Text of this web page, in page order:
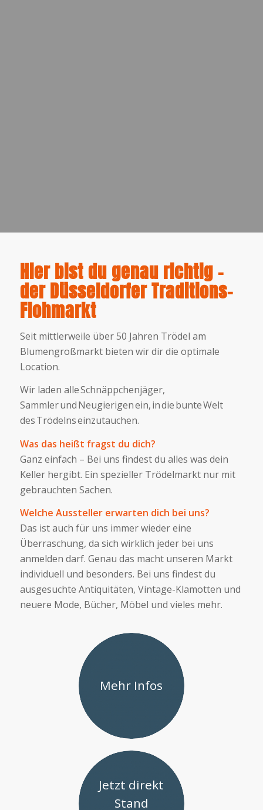
Hier bist du genau richtig –
der Düsseldorfer Traditions-
Flohmarkt
Seit mittlerweile über 50 Jahren Trödel am
Blumengroßmarkt bieten wir dir die optimale
Location.
Wir laden alle Schnäppchenjäger,
Sammler und Neugierigen ein, in die bunte Welt
des Trödelns einzutauchen.
Was das heißt fragst du dich?
Ganz einfach – Bei uns findest du alles was dein
Keller hergibt. Ein spezieller Trödelmarkt nur mit
gebrauchten Sachen.
Welche Aussteller erwarten dich bei uns?
Das ist auch für uns immer wieder eine
Überraschung, da sich wirklich jeder bei uns
anmelden darf. Genau das macht unseren Markt
individuell und besonders. Bei uns findest du
ausgesuchte Antiquitäten, Vintage-Klamotten und
neuere Mode, Bücher, Möbel und vieles mehr.
Mehr Infos
Jetzt direkt
Stand